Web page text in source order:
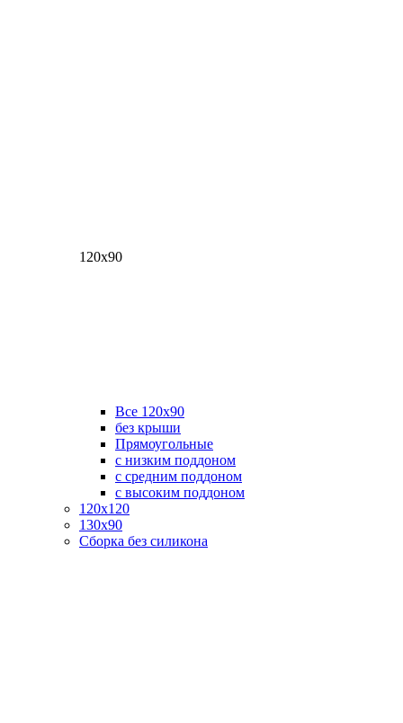
120х90
Все 120х90
без крыши
Прямоугольные
с низким поддоном
с средним поддоном
с высоким поддоном
120х120
130х90
Сборка без силикона